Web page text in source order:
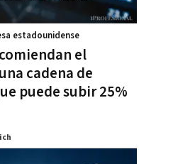
el
cadena de
puede subir 25%
estadounidense